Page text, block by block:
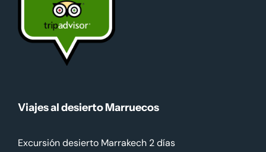
Viajes al desierto Marruecos
Excursión desierto Marrakech 2 días